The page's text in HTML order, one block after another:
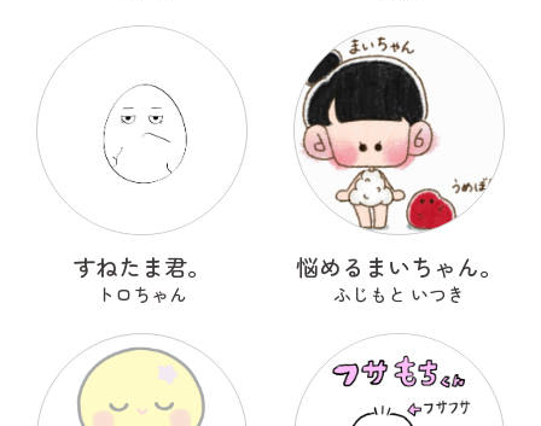
すねたま君。
トロちゃん
悩めるまいちゃん。
ふじもと いつき